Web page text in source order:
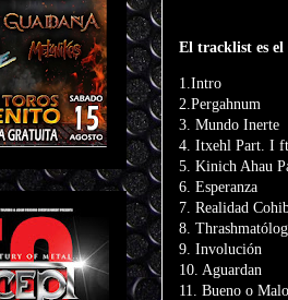
El tracklist es el
1.Intro
2.Pergahnum
3. Mundo Inerte
4. Itxehl Part. I
5. Kinich Ahau
6. Esperanza
7. Realidad
8.
9. Involución
10. Aguardan
11. Bueno o Malo